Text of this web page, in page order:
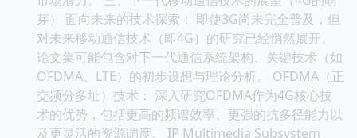
芽） 面向未来的技术探索： 即使3G尚未完全普及，但
对未来移动通信技术（即4G）的研究已经悄然展开。
论文集可能包含对下一代通信系统架构、关键技术（如
OFDMA、LTE）的初步设想与理论分析。 OFDMA（正
交频分多址）技术： 深入研究OFDMA作为4G核心技
术的优势，包括更高的频谱效率、更强的抗多径能力以
及更灵活的资源调度。 IP Multimedia Subsystem